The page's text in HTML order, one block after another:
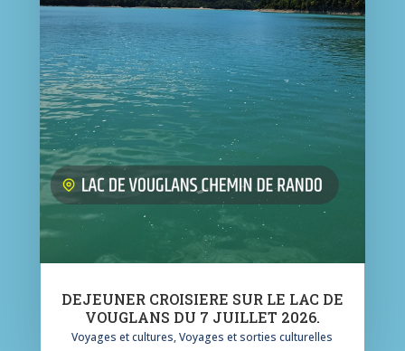
DEJEUNER CROISIERE SUR LE LAC DE
VOUGLANS DU 7 JUILLET 2026.
Voyages et cultures,Voyages et sorties culturelles